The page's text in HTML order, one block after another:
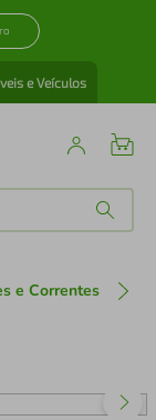
e Veículos
e Correntes